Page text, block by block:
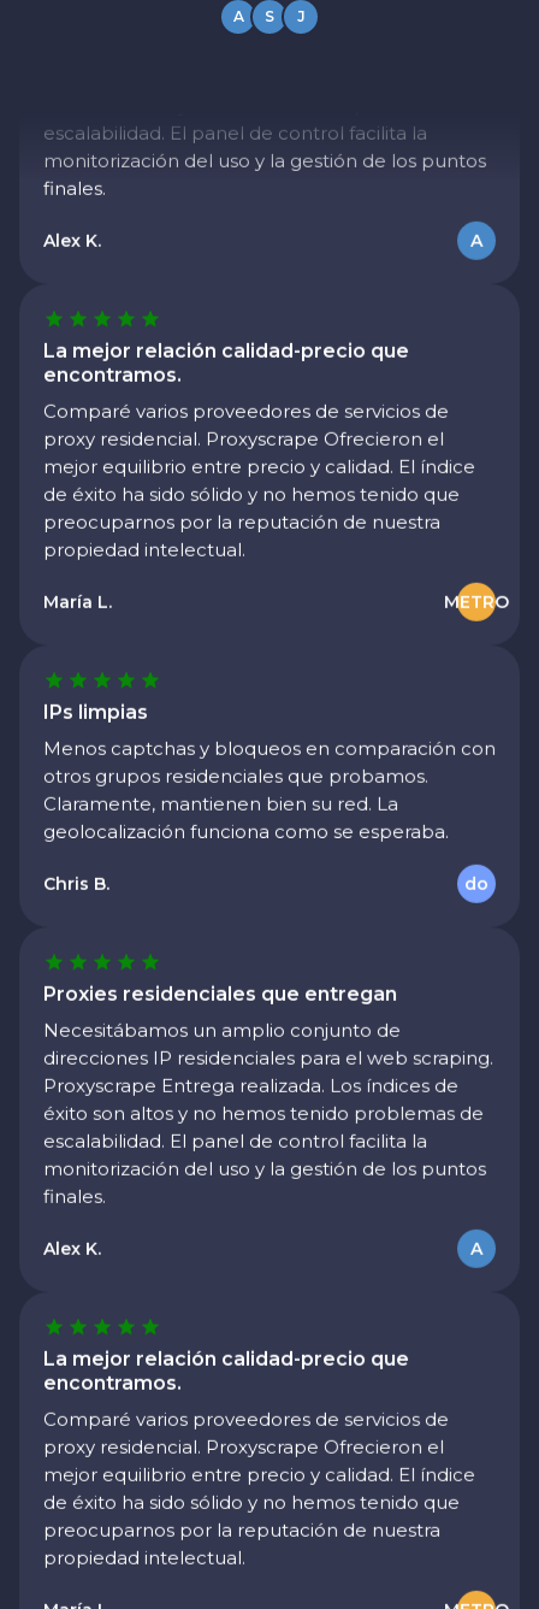
A S J
direcciones IP residenciales para el web scraping.
Proxyscrape Entrega realizada. Los índices de
monitorización del uso y la gestión de los puntos
finales.
La mejor relación calidad-precio que
encontramos.
Comparé varios proveedores de servicios de
proxy residencial. Proxyscrape Ofrecieron el
mejor equilibrio entre precio y calidad. El índice
de éxito ha sido sólido y no hemos tenido que
preocuparnos por la reputación de nuestra
propiedad intelectual.
María L.
IPs limpias
Menos captchas y bloqueos en comparación con
otros grupos residenciales que probamos.
Claramente, mantienen bien su red. La
geolocalización funciona como se esperaba.
Chris B.
Proxies residenciales que entregan
Necesitábamos un amplio conjunto de
direcciones IP residenciales para el web scraping.
Proxyscrape Entrega realizada. Los índices de
éxito son altos y no hemos tenido problemas de
escalabilidad. El panel de control facilita la
monitorización del uso y la gestión de los puntos
finales.
La mejor relación calidad-precio que
encontramos.
Comparé varios proveedores de servicios de
proxy residencial. Proxyscrape Ofrecieron el
mejor equilibrio entre precio y calidad. El índice
de éxito ha sido sólido y no hemos tenido que
preocuparnos por la reputación de nuestra
propiedad intelectual.
María L.
Ideal para la verificación de anuncios
Los utilizamos para la verificación de anuncios y la